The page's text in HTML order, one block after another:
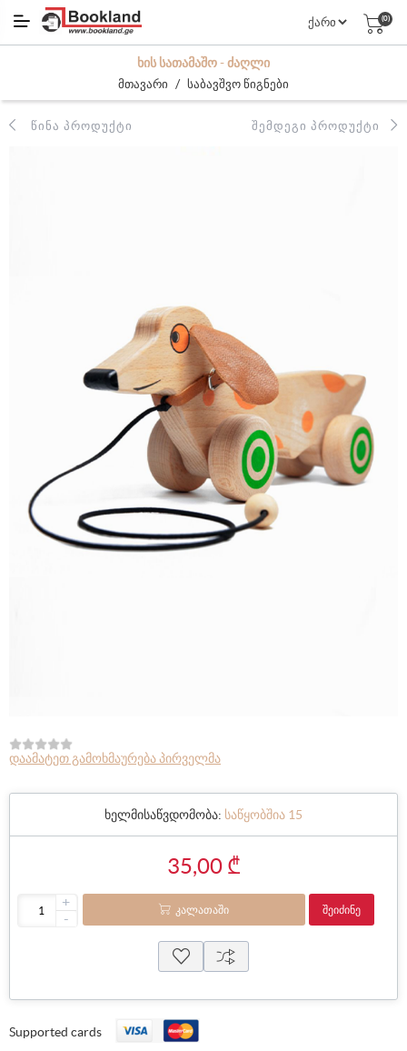
(0)
ᲮᲘᲡ ᲡᲐᲗᲐᲛᲐᲨᲝ - ᲫᲐᲦᲚᲘ
მთავარი / საბავშვო წიგნები
ᲬᲘᲜᲐ ᲞᲠᲝᲓᲣᲥᲢᲘ ᲨᲔᲛᲓᲔᲒᲘ ᲞᲠᲝᲓᲣᲥᲢᲘ
დაამატეთ გამოხმაურება პირველმა
ხელმისაწვდომობა: საწყობშია 15
35,00 ₾
+
-
ᲙᲐᲚᲐᲗᲐᲨᲘ ᲨᲔᲘᲫᲘᲜᲔ
Supported cards